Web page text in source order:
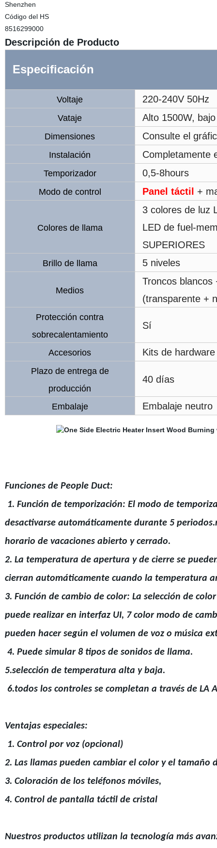
Shenzhen
Código del HS
8516299000
Descripción de Producto
Especificación
Voltaje 220-240V 50Hz
Vataje Alto 1500W,
Dimensiones Consulte el
Instalación Completamente
Temporizador 0,5-8hours
Modo de control Panel táctil +
Colores de llama
3 colores de luz
LED de fuel-
SUPERIORES
Brillo de llama 5 niveles
Medios
Troncos blancos
(transparente +
Protección contra
sobrecalentamiento
Sí
Accesorios Kits de hardware
Plazo de entrega de
producción
40 días
Embalaje Embalaje neutro
Funciones de People Duct:
1. Función de temporización: El modo de
desactivarse automáticamente durante 5
horario de vacaciones abierto y cerrado.
2. La temperatura de apertura y de cierre se
cierran automáticamente cuando la temperatura
3. Función de cambio de color: La selección de
puede realizar en interfaz UI, 7 color modo de
pueden hacer según el volumen de voz o música
4. Puede simular 8 tipos de sonidos de llama.
5.selección de temperatura alta y baja.
6.todos los controles se completan a través de LA
Ventajas especiales:
1. Control por voz (opcional)
2. Las llamas pueden cambiar el color y el
3. Coloración de los teléfonos móviles,
4. Control de pantalla táctil de cristal
Nuestros productos utilizan la tecnología más